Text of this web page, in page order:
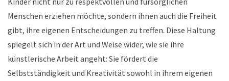
Menschen erziehen möchte, sondern ihnen auch die Freiheit
gibt, ihre eigenen Entscheidungen zu treffen. Diese Haltung
spiegelt sich in der Art und Weise wider, wie sie ihre
künstlerische Arbeit angeht: Sie fördert die
Selbstständigkeit und Kreativität sowohl in ihrem eigenen